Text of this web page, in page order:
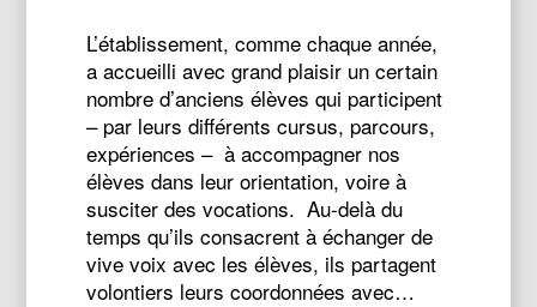
L’établissement, comme chaque année,
a accueilli avec grand plaisir un certain
nombre d’anciens élèves qui participent
– par leurs différents cursus, parcours,
expériences – à accompagner nos
élèves dans leur orientation, voire à
susciter des vocations. Au-delà du
temps qu’ils consacrent à échanger de
vive voix avec les élèves, ils partagent
volontiers leurs coordonnées avec…